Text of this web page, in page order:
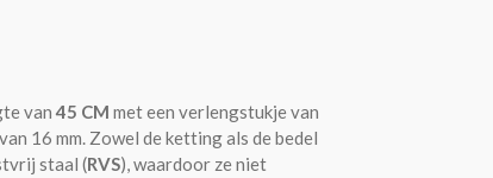
van 45 CM met een verlengstukje van
16 mm. Zowel de ketting als de bedel
staal (RVS), waardoor ze niet